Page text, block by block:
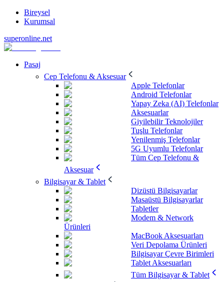
Bireysel
Kurumsal
superonline.net
Pasaj
Cep Telefonu & Aksesuar
Apple Telefonlar
Android Telefonlar
Yapay Zeka (AI) Telefonlar
Aksesuarlar
Giyilebilir Teknolojiler
Tuşlu Telefonlar
Yenilenmiş Telefonlar
5G Uyumlu Telefonlar
Tüm Cep Telefonu &
Aksesuar
Bilgisayar & Tablet
Dizüstü Bilgisayarlar
Masaüstü Bilgisayarlar
Tabletler
Modem & Network
Ürünleri
MacBook Aksesuarları
Veri Depolama Ürünleri
Bilgisayar Çevre Birimleri
Tablet Aksesuarları
Tüm Bilgisayar & Tablet